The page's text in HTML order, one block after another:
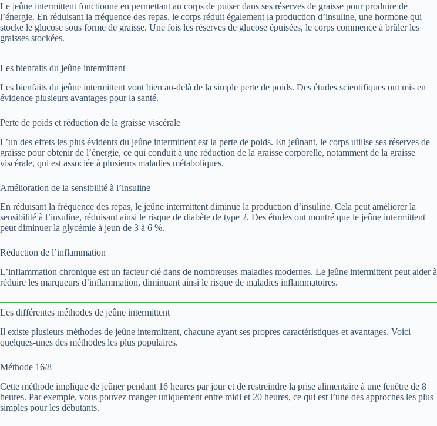
Le jeûne intermittent fonctionne en permettant au corps de puiser dans ses réserves de graisse pour produire de
l’énergie. En réduisant la fréquence des repas, le corps réduit également la production d’insuline, une hormone qui
stocke le glucose sous forme de graisse. Une fois les réserves de glucose épuisées, le corps commence à brûler les
graisses stockées.
Les bienfaits du jeûne intermittent
Les bienfaits du jeûne intermittent vont bien au-delà de la simple perte de poids. Des études scientifiques ont mis en
évidence plusieurs avantages pour la santé.
Perte de poids et réduction de la graisse viscérale
L’un des effets les plus évidents du jeûne intermittent est la perte de poids. En jeûnant, le corps utilise ses réserves de
graisse pour obtenir de l’énergie, ce qui conduit à une réduction de la graisse corporelle, notamment de la graisse
viscérale, qui est associée à plusieurs maladies métaboliques.
Amélioration de la sensibilité à l’insuline
En réduisant la fréquence des repas, le jeûne intermittent diminue la production d’insuline. Cela peut améliorer la
sensibilité à l’insuline, réduisant ainsi le risque de diabète de type 2. Des études ont montré que le jeûne intermittent
peut diminuer la glycémie à jeun de 3 à 6 %.
Réduction de l’inflammation
L’inflammation chronique est un facteur clé dans de nombreuses maladies modernes. Le jeûne intermittent peut aider à
réduire les marqueurs d’inflammation, diminuant ainsi le risque de maladies inflammatoires.
Les différentes méthodes de jeûne intermittent
Il existe plusieurs méthodes de jeûne intermittent, chacune ayant ses propres caractéristiques et avantages. Voici
quelques-unes des méthodes les plus populaires.
Méthode 16/8
Cette méthode implique de jeûner pendant 16 heures par jour et de restreindre la prise alimentaire à une fenêtre de 8
heures. Par exemple, vous pouvez manger uniquement entre midi et 20 heures, ce qui est l’une des approches les plus
simples pour les débutants.